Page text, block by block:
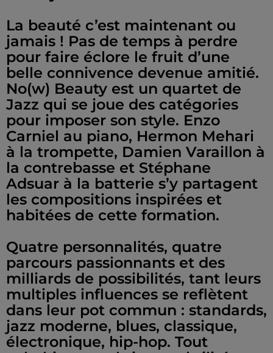
La beauté c’est maintenant ou
jamais ! Pas de temps à perdre
pour faire éclore le fruit d’une
belle connivence devenue amitié.
No(w) Beauty est un quartet de
Jazz qui se joue des catégories
pour imposer son style. Enzo
Carniel au piano, Hermon Mehari
à la trompette, Damien Varaillon à
la contrebasse et Stéphane
Adsuar à la batterie s’y partagent
les compositions inspirées et
habitées de cette formation.
Quatre personnalités, quatre
parcours passionnants et des
milliards de possibilités, tant leurs
multiples influences se reflètent
dans leur pot commun : standards,
jazz moderne, blues, classique,
électronique, hip-hop. Tout